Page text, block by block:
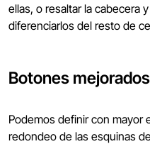
ellas, o resaltar la cabecera
diferenciarlos del resto de
Botones mejorados
Podemos definir con mayor
redondeo de las esquinas